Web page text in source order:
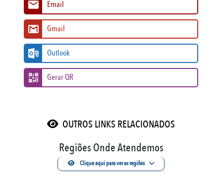
Email
Gmail
Outlook
Gerar QR
OUTROS LINKS RELACIONADOS
Regiões Onde Atendemos
Clique aqui para ver as regiões